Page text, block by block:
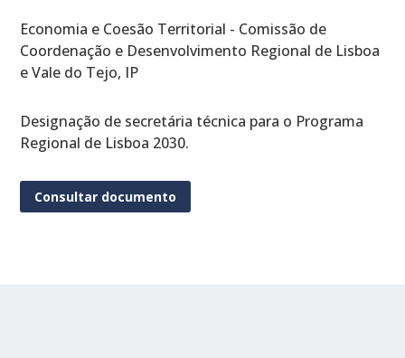
Economia e Coesão Territorial - Comissão de
Coordenação e Desenvolvimento Regional de Lisboa
e Vale do Tejo, IP
Designação de secretária técnica para o Programa
Regional de Lisboa 2030.
Consultar documento